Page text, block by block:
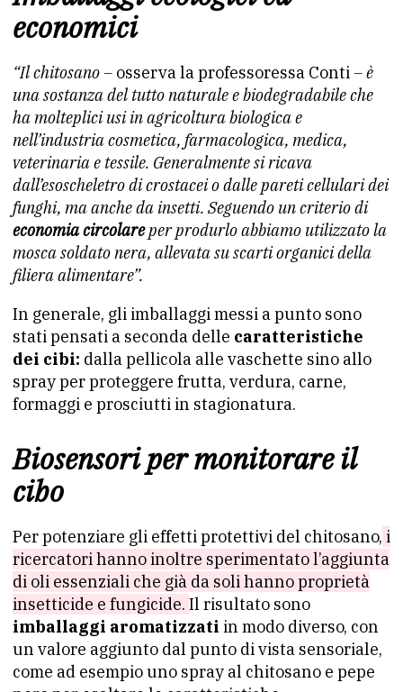
economici
“Il chitosano – osserva la professoressa Conti– è
una sostanza del tutto naturale e biodegradabile che
ha molteplici usi in agricoltura biologica e
nell’industria cosmetica, farmacologica, medica,
veterinaria e tessile. Generalmente si ricava
dall’esoscheletro di crostacei o dalle pareti cellulari dei
funghi, ma anche da insetti. Seguendo un criterio di
economia circolareper produrlo abbiamo utilizzato la
mosca soldato nera, allevata su scarti organici della
filiera alimentare”.
In generale, gli imballaggi messi a punto sono
stati pensati a seconda delle caratteristiche
dei cibi: dalla pellicola alle vaschette sino allo
spray per proteggere frutta, verdura, carne,
formaggi e prosciutti in stagionatura.
Biosensori per monitorare il
cibo
Per potenziare gli effetti protettivi del chitosano, i
ricercatori hanno inoltre sperimentato l’aggiunta
di oli essenziali che già da soli hanno proprietà
insetticide e fungicide. Il risultato sono
imballaggi aromatizzati in modo diverso, con
un valore aggiunto dal punto di vista sensoriale,
come ad esempio uno spray al chitosano e pepe